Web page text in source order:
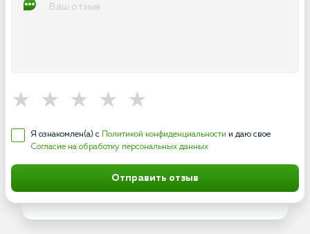
Я ознакомлен(а) с Политикой конфиденциальности и даю свое
Согласие на обработку персональных данных
Отправить отзыв